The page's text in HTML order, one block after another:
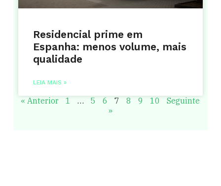
Residencial prime em
Espanha: menos volume, mais
qualidade
LEIA MAIS »
« Anterior 1 … 5 6 7 8 9 10
Seguinte
»